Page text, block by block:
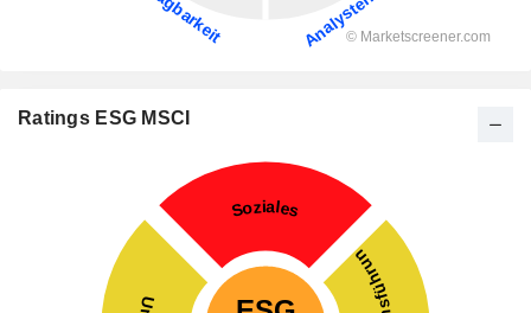
Ratings ESG MSCI